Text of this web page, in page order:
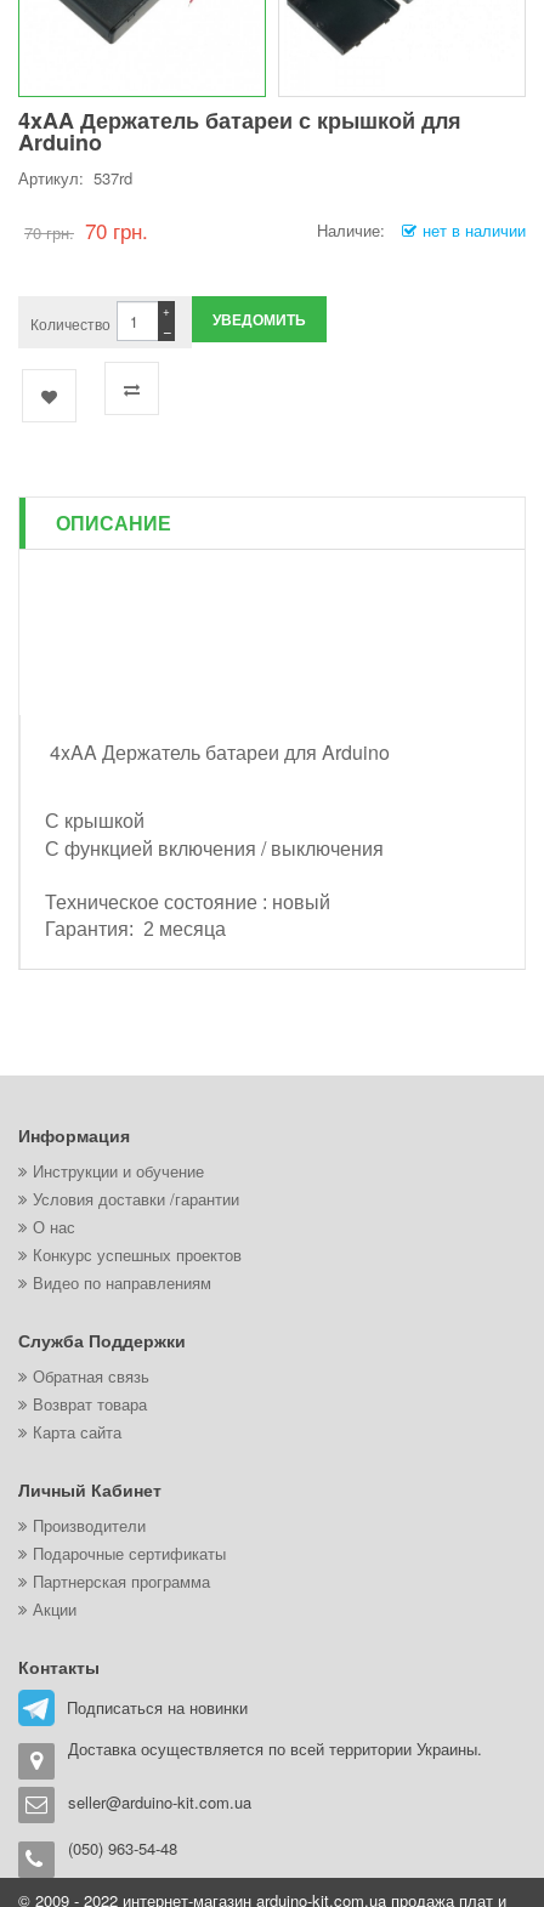
4xAA Держатель батареи с крышкой для
Arduino
Артикул: 537rd
70 грн. 70 грн. Наличие: нет в наличии
Количество −
+ УВЕДОМИТЬ
ОПИСАНИЕ
4xAA Держатель батареи для Arduino
С крышкой
С функцией включения / выключения
Техническое состояние : новый
Гарантия: 2 месяца
Информация
Инструкции и обучение
Условия доставки /гарантии
О нас
Конкурс успешных проектов
Видео по направлениям
Служба Поддержки
Обратная связь
Возврат товара
Карта сайта
Личный Кабинет
Производители
Подарочные сертификаты
Партнерская программа
Акции
Контакты
Подписаться на новинки
Доставка осуществляется по всей территории Украины.
seller@arduino-kit.com.ua
(050) 963-54-48
© 2009 - 2022 интернет-магазин arduino-kit.com.ua продажа плат и